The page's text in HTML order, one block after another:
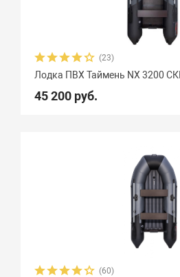
Грузоподъемность
Пассажировместимость
Тип дна
Максимальная мощность
(23)
Лодка ПВХ Таймень NX 3200
45 200 руб.
(60)